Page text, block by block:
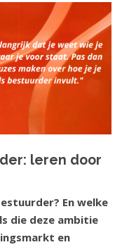
leren door
En welke
die deze ambitie
en